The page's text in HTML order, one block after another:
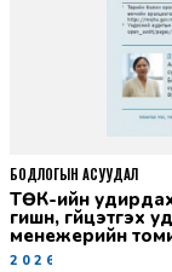
ТӨК-ийн удирдах албан тушаалтны томилгоо: ТУЗ-ийн
гишүүн,
менежерийн
2026-06-02
БОДЛОГЫН АСУУДАЛ